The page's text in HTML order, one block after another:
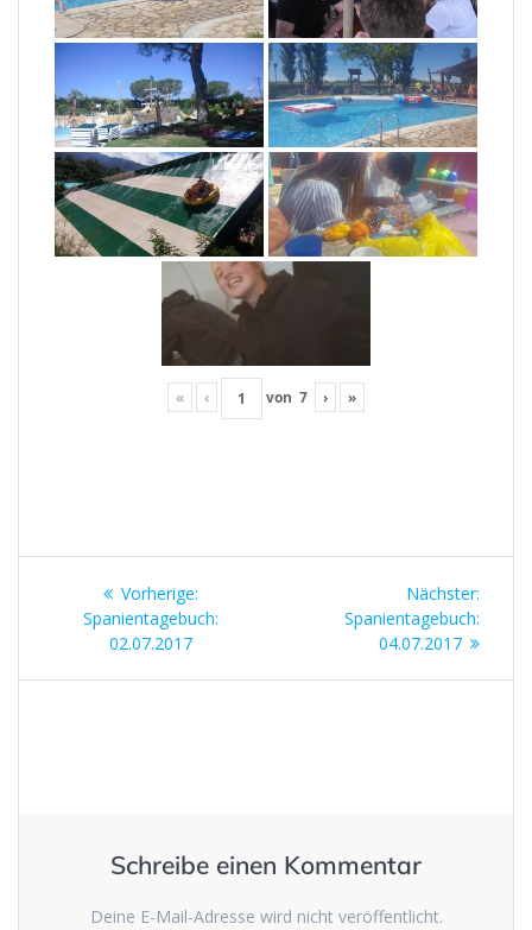
« ‹ von 7 › »
Beitragsnavigation
Vorherige:Vorheriger
Beitrag:
Spanientagebuch:
02.07.2017
Nächster:
Spanientagebuch:
04.07.2017
Schreibe einen Kommentar
Deine E-Mail-Adresse wird nicht veröffentlicht.